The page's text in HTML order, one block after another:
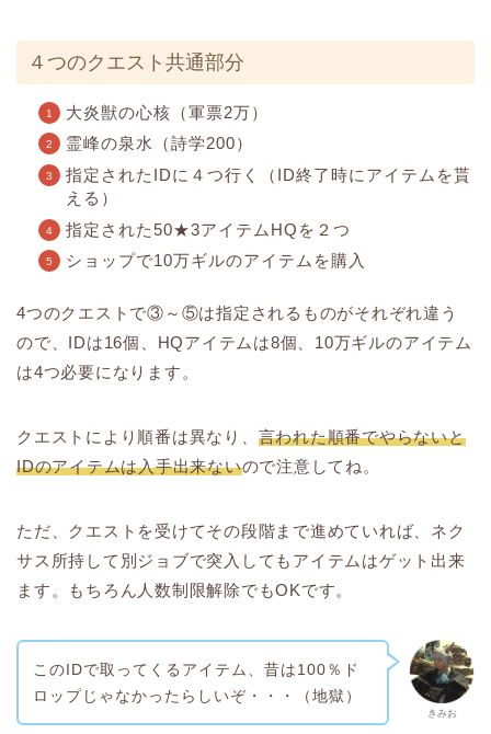
４つのクエスト共通部分
大炎獣の心核（軍票2万）
霊峰の泉水（詩学200）
指定されたIDに４つ行く（ID終了時にアイテムを貰
える）
指定された50★3アイテムHQを２つ
ショップで10万ギルのアイテムを購入
4つのクエストで③～⑤は指定されるものがそれぞれ違う
ので、IDは16個、HQアイテムは8個、10万ギルのアイテム
は4つ必要になります。
クエストにより順番は異なり、 言われた順番でやらないと
IDのアイテムは入手出来ないので注意してね。
ただ、クエストを受けてその段階まで進めていれば、ネク
サス所持して別ジョブで突入してもアイテムはゲット出来
ます。もちろん人数制限解除でもOKです。
きみお
このIDで取ってくるアイテム、昔は100％ド
ロップじゃなかったらしいぞ・・・（地獄）